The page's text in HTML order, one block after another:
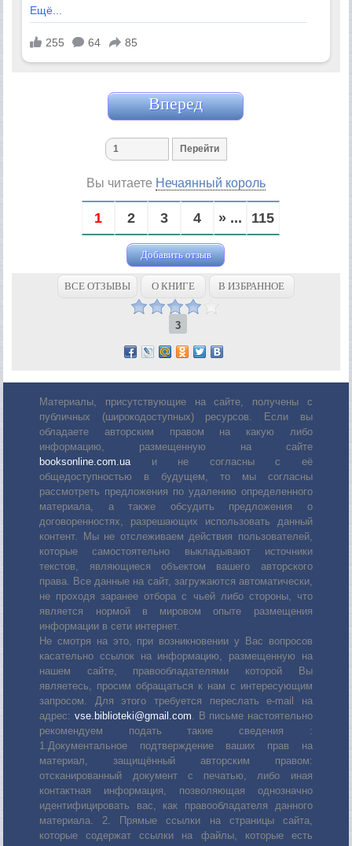
Вперед
Вы читаете Нечаянный король
1 2 3 4 » ... 115
Добавить отзыв
ВСЕ ОТЗЫВЫ О КНИГЕ В ИЗБРАННОЕ
3
Материалы, присутствующие на сайте, получены с
публичных (широкодоступных) ресурсов. Если вы
обладаете авторским правом на какую либо
информацию, размещенную на сайте
booksonline.com.ua и не согласны с её
общедоступностью в будущем, то мы согласны
рассмотреть предложения по удалению определенного
материала, а также обсудить предложения о
договоренностях, разрешающих использовать данный
контент. Мы не отслеживаем действия пользователей,
которые самостоятельно выкладывают источники
текстов, являющиеся объектом вашего авторского
права. Все данные на сайт, загружаются автоматически,
не проходя заранее отбора с чьей либо стороны, что
является нормой в мировом опыте размещения
информации в сети интернет.
Не смотря на это, при возникновении у Вас вопросов
касательно ссылок на информацию, размещенную на
нашем сайте, правообладателями которой Вы
являетесь, просим обращаться к нам с интересующим
запросом. Для этого требуется переслать е-mail на
адрес: vse.biblioteki@gmail.com . В письме настоятельно
рекомендуем подать такие сведения :
1.Документальное подтверждение ваших прав на
материал, защищённый авторским правом:
отсканированный документ с печатью, либо иная
контактная информация, позволяющая однозначно
идентифицировать вас, как правообладателя данного
материала. 2. Прямые ссылки на страницы сайта,
которые содержат ссылки на файлы, которые есть